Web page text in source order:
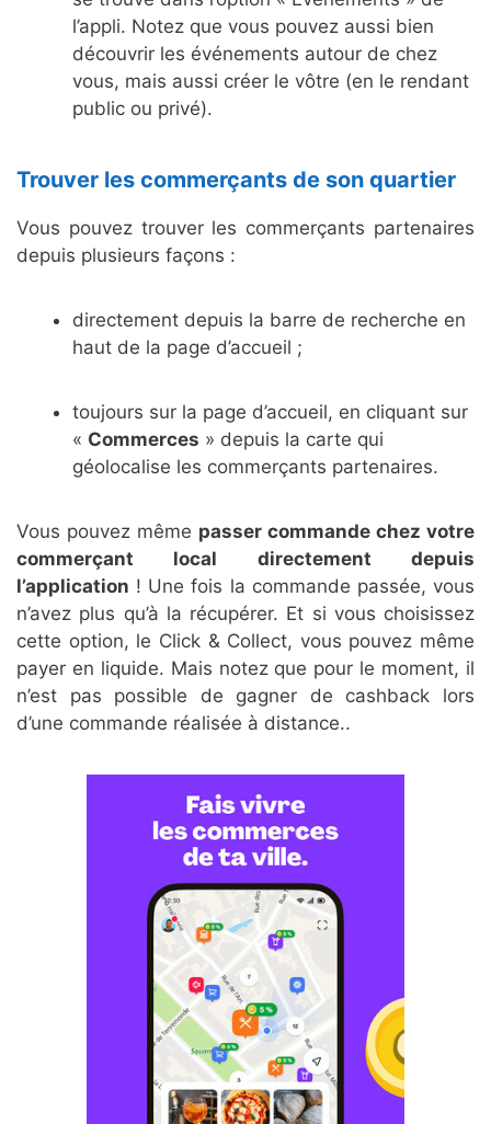
l’appli. Notez que vous pouvez aussi bien
découvrir les événements autour de chez
vous, mais aussi créer le vôtre (en le rendant
public ou privé).
Trouver les commerçants de son quartier
Vous pouvez trouver les commerçants partenaires
depuis plusieurs façons :
directement depuis la barre de recherche en
haut de la page d’accueil ;
toujours sur la page d’accueil, en cliquant sur
« Commerces » depuis la carte qui
géolocalise les commerçants partenaires.
Vous pouvez même passer commande chez votre
commerçant local directement depuis
l’application ! Une fois la commande passée, vous
n’avez plus qu’à la récupérer. Et si vous choisissez
cette option, le Click & Collect, vous pouvez même
payer en liquide. Mais notez que pour le moment, il
n’est pas possible de gagner de cashback lors
d’une commande réalisée à distance..